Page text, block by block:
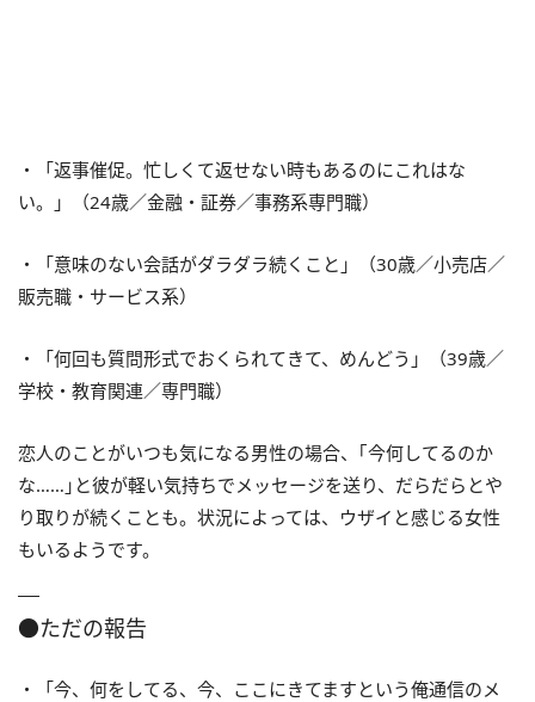
・「返事催促。忙しくて返せない時もあるのにこれはな
い。」（24歳／金融・証券／事務系専門職）
・「意味のない会話がダラダラ続くこと」（30歳／小売店／
販売職・サービス系）
・「何回も質問形式でおくられてきて、めんどう」（39歳／
学校・教育関連／専門職）
恋人のことがいつも気になる男性の場合、｢今何してるのか
な……｣と彼が軽い気持ちでメッセージを送り、だらだらとや
り取りが続くことも。状況によっては、ウザイと感じる女性
もいるようです。
●ただの報告
・「今、何をしてる、今、ここにきてますという俺通信のメ